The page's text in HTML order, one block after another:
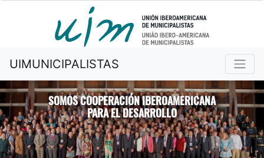
UIMUNICIPALISTAS
SOMOS COOPERACIÓN IBEROAMERICANA
PARA EL DESARROLLO
Previous Next